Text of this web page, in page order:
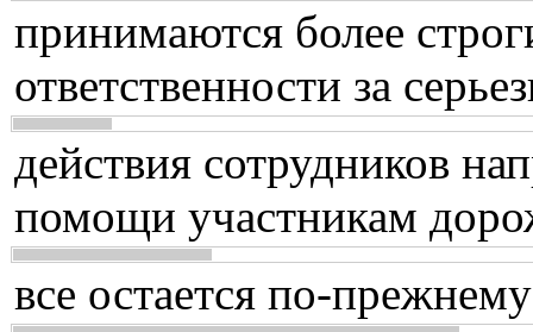
принимаются более
ответственности за
действия сотрудников
помощи участникам
все остается по-